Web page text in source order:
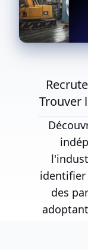
Trouver
identifier
des